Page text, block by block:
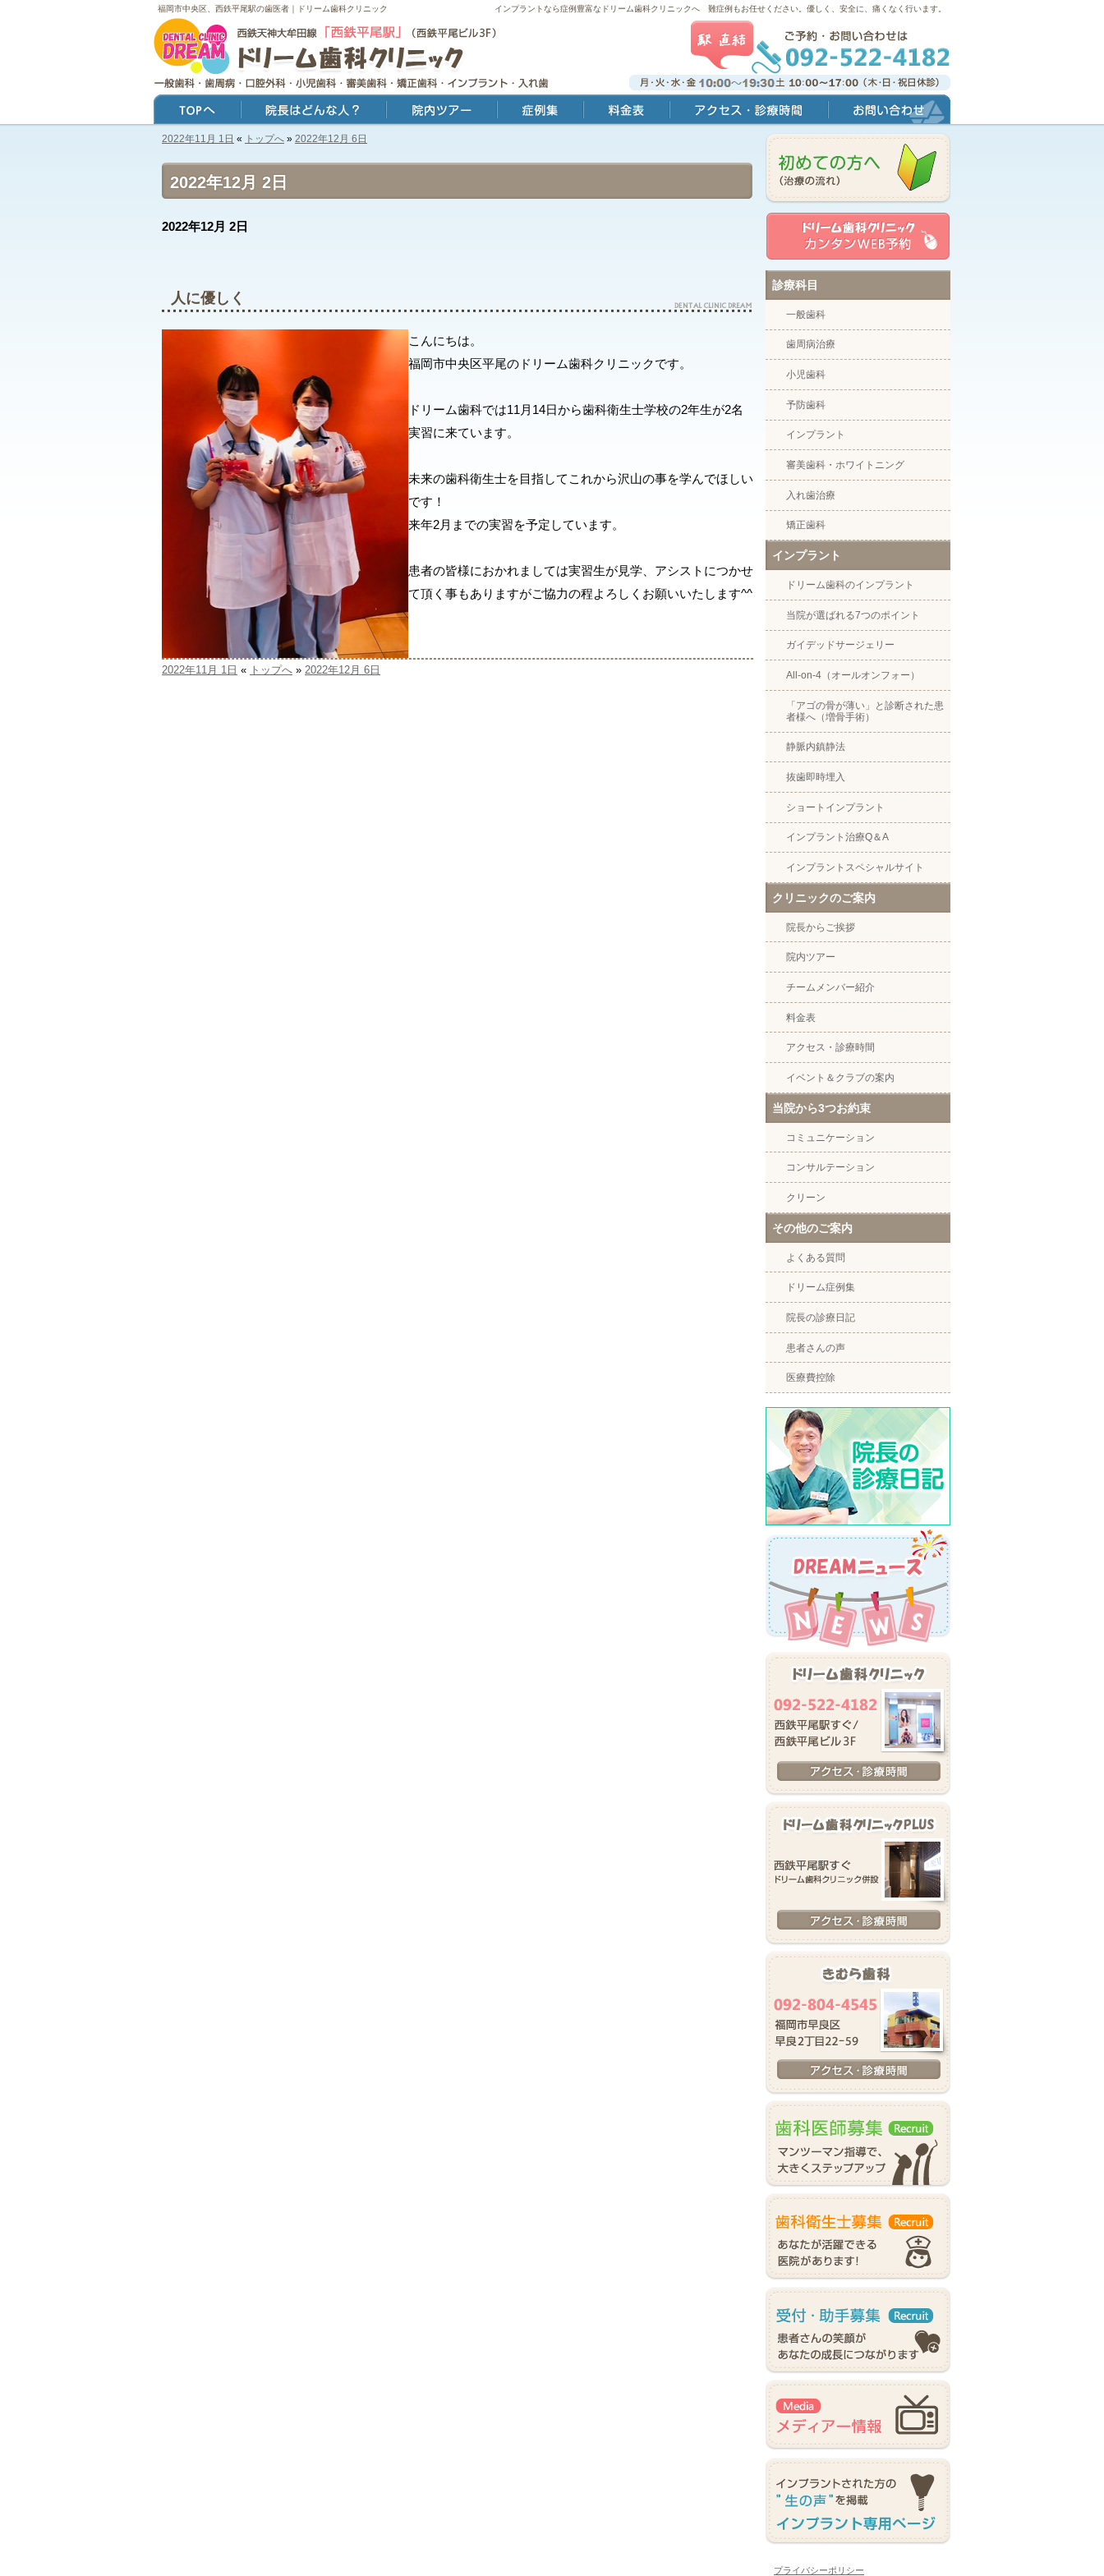
2022年12月 2日
インプラントなら症例豊富なドリーム歯科クリニックへ 難症例もお任せください。優しく、安全に、痛くなく行います。
福岡市中央区、西鉄平尾駅の歯医者｜ドリーム歯科クリニック
2022年11月 1日 « トップへ » 2022年12月 6日
2022年12月 2日
人に優しく
こんにちは。
福岡市中央区平尾のドリーム歯科クリニックです。
ドリーム歯科では11月14日から歯科衛生士学校の2年生が2名
実習に来ています。
未来の歯科衛生士を目指してこれから沢山の事を学んでほしい
です！
来年2月までの実習を予定しています。
患者の皆様におかれましては実習生が見学、アシストにつかせ
て頂く事もありますがご協力の程よろしくお願いいたします^^
2022年11月 1日 « トップへ » 2022年12月 6日
診療科目
一般歯科
歯周病治療
小児歯科
予防歯科
インプラント
審美歯科・ホワイトニング
入れ歯治療
矯正歯科
インプラント
ドリーム歯科のインプラント
当院が選ばれる7つのポイント
ガイデッドサージェリー
All-on-4（オールオンフォー）
「アゴの骨が薄い」と診断された患
者様へ（増骨手術）
静脈内鎮静法
抜歯即時埋入
ショートインプラント
インプラント治療Q＆A
インプラントスペシャルサイト
クリニックのご案内
院長からご挨拶
院内ツアー
チームメンバー紹介
料金表
アクセス・診療時間
イベント＆クラブの案内
当院から3つお約束
コミュニケーション
コンサルテーション
クリーン
その他のご案内
よくある質問
ドリーム症例集
院長の診療日記
患者さんの声
医療費控除
プライバシーポリシー
トップ 院長はどんな人？ お問い合わせ